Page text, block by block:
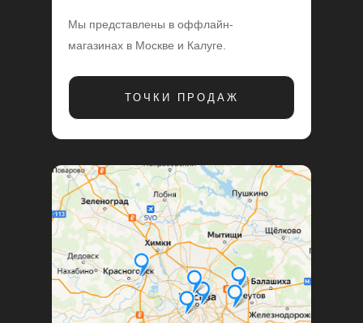
Мы представлены в оффлайн-
магазинах в Москве и Калуге.
ТОЧКИ ПРОДАЖ